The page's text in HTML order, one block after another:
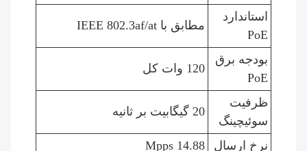
استاندارد
PoE
مطابق با IEEE 802.3af/at
بودجه برق
PoE
120 وات کل
ظرفیت
سوئیچینگ
20 گیگابیت بر ثانیه
نرخ ارسال 14.88 Mpps